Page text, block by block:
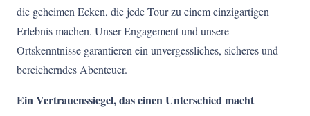
die geheimen Ecken, die jede Tour zu einem einzigartigen
Erlebnis machen. Unser Engagement und unsere
Ortskenntnisse garantieren ein unvergessliches, sicheres und
bereicherndes Abenteuer.
Ein Vertrauenssiegel, das einen Unterschied macht